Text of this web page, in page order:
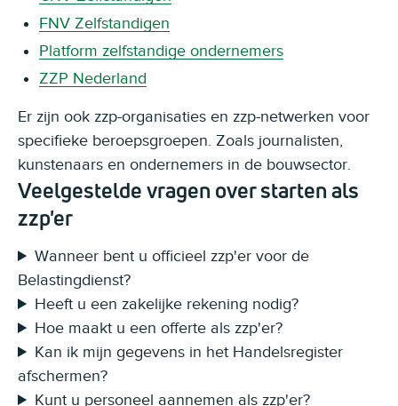
FNV Zelfstandigen
Platform zelfstandige ondernemers
ZZP Nederland
Er zijn ook zzp-organisaties en zzp-netwerken voor
specifieke beroepsgroepen. Zoals journalisten,
kunstenaars en ondernemers in de bouwsector.
Veelgestelde vragen over starten als
zzp'er
Wanneer bent u officieel zzp'er voor de
Belastingdienst?
Heeft u een zakelijke rekening nodig?
Hoe maakt u een offerte als zzp'er?
Kan ik mijn gegevens in het Handelsregister
afschermen?
Kunt u personeel aannemen als zzp'er?